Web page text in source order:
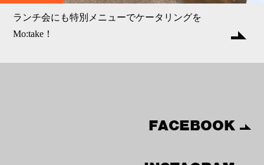
ランチ会にも特別メニューでケータリングを
Mo:take！
FACEBOOK